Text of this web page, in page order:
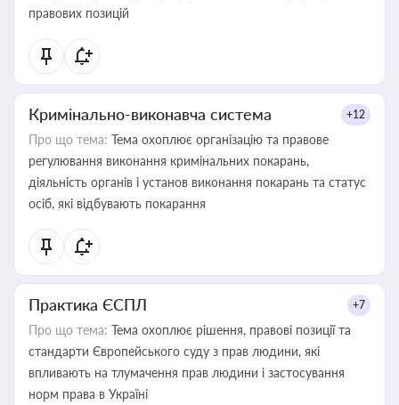
правових позицій
Кримінально-виконавча система +12
Про що тема: Тема охоплює організацію та правове
регулювання виконання кримінальних покарань,
діяльність органів і установ виконання покарань та статус
осіб, які відбувають покарання
Практика ЄСПЛ +7
Про що тема: Тема охоплює рішення, правові позиції та
стандарти Європейського суду з прав людини, які
впливають на тлумачення прав людини і застосування
норм права в Україні